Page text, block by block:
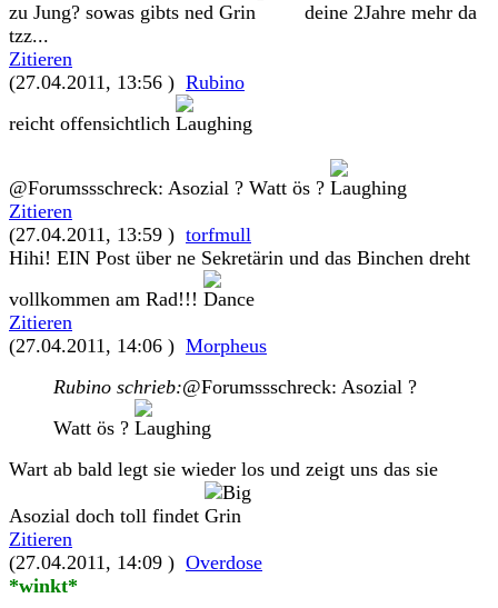
zu Jung? sowas gibts ned
deine 2Jahre mehr da
tzz...
Zitieren
(27.04.2011, 13:56 ) Rubino
reicht offensichtlich
@Forumssschreck: Asozial ? Watt ös ?
Zitieren
(27.04.2011, 13:59 ) torfmull
Hihi! EIN Post über ne Sekretärin und das Binchen dreht
vollkommen am Rad!!!
Zitieren
(27.04.2011, 14:06 ) Morpheus
Rubino schrieb:@Forumssschreck: Asozial ?
Watt ös ?
Wart ab bald legt sie wieder los und zeigt uns das sie
Asozial doch toll findet
Zitieren
(27.04.2011, 14:09 ) Overdose
*winkt*